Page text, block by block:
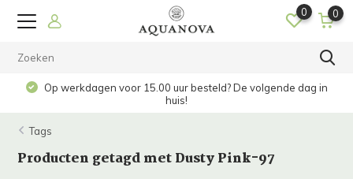
0 0
Op werkdagen voor 15.00 uur besteld? De volgende dag in
huis!
Tags
Producten getagd met Dusty Pink-97